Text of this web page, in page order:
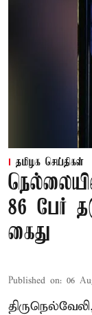
தமிழக செய்திகள்
86 பேர்
கைது
Published on: 06